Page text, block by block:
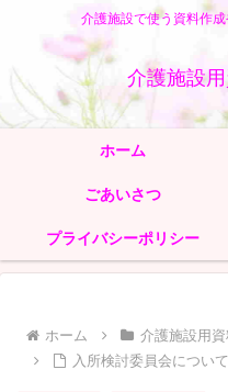
介護施設で使う資料作
介護施設
ホーム
ごあいさつ
プライバシーポリシー
ホーム 介護施設用
入所検討委員会につい